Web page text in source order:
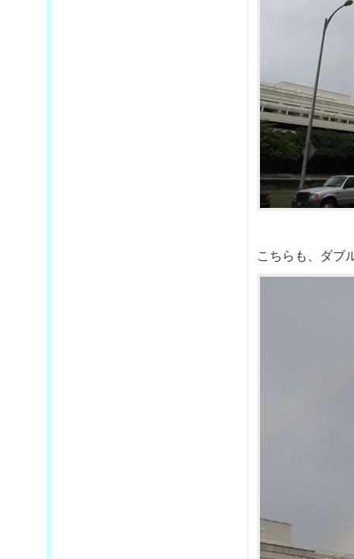
こちらも、ダブ